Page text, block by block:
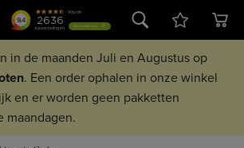
in de maanden Juli en Augustus op
. Een order ophalen in onze winkel
en er worden geen pakketten
maandagen.